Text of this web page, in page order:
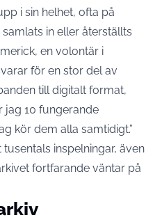
i sin helhet, ofta på
in eller återställts
en volontär i
för en stor del av
till digitalt format,
jag 10 fungerande
kör dem alla samtidigt.”
inspelningar, även
fortfarande väntar på